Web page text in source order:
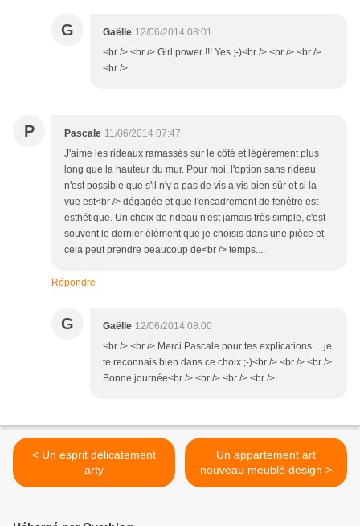
G Gaëlle 12/06/2014 08:01
<br /> <br /> Girl power !!! Yes ;-)<br /> <br /> <br />
<br />
P Pascale 11/06/2014 07:47
J'aime les rideaux ramassés sur le côté et légèrement plus
long que la hauteur du mur. Pour moi, l'option sans rideau
n'est possible que s'il n'y a pas de vis a vis bien sûr et si la
vue est<br /> dégagée et que l'encadrement de fenêtre est
esthétique. Un choix de rideau n'est jamais très simple, c'est
souvent le dernier élément que je choisis dans une pièce et
cela peut prendre beaucoup de<br /> temps....
Répondre
G Gaëlle 12/06/2014 08:00
<br /> <br /> Merci Pascale pour tes explications ... je
te reconnais bien dans ce choix ;-)<br /> <br /> <br />
Bonne journée<br /> <br /> <br /> <br />
< Un esprit délicatement
arty
Un appartement art
nouveau meublé design >